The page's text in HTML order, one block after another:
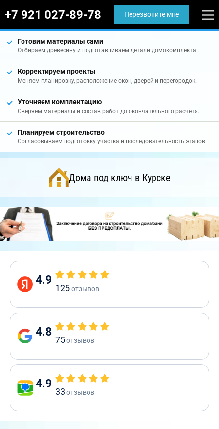
+7 921 027-89-78 Перезвоните мне
Готовим материалы сами
Отбираем древесину и подготавливаем детали домокомплекта.
Корректируем проекты
Меняем планировку, расположение окон, дверей и перегородок.
Уточняем комплектацию
Сверяем материалы и состав работ до окончательного расчёта.
Планируем строительство
Согласовываем подготовку участка и последовательность этапов.
Дома под ключ в Курске
4.9
125отзывов
4.8
75отзывов
4.9
33 отзывов